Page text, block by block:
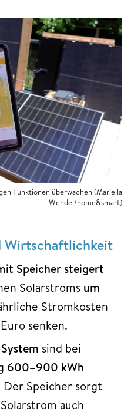
Funktionen überwachen (Mariella
Wendel/home&smart)
Wirtschaftlichkeit
Speicher steigert
Solarstroms um
Stromkosten
senken.​
sind bei
600–900 kWh
Speicher sorgt
auch